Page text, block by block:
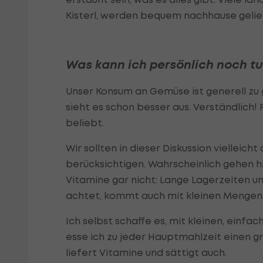
Kisterl, werden bequem nachhause
Was kann ich persönlich noch
Unser Konsum an Gemüse ist generell
sieht es schon besser aus.
beliebt.
Wir sollten in dieser Diskussion
berücksichtigen. Wahrscheinlich gehen
Vitamine gar nicht: Lange Lagerzeiten
achtet, kommt auch mit kleinen
Ich selbst schaffe es, mit kleinen,
esse ich zu jeder Hauptmahlzeit einen
liefert Vitamine und sättigt auch.